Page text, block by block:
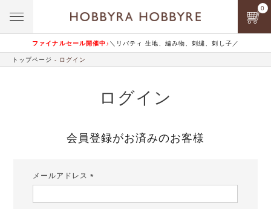
ファイナルセール開催中♪ ＼リバティ 生地、編み物、刺繍、刺し子／
0
トップページ ログイン
ログイン
会員登録がお済みのお客様
メールアドレス